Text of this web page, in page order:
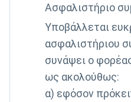
Ασφαλιστήριο
Υποβάλλεται
ασφαλιστήριου
συνάψει ο
ως ακολούθως:
α) εφόσον